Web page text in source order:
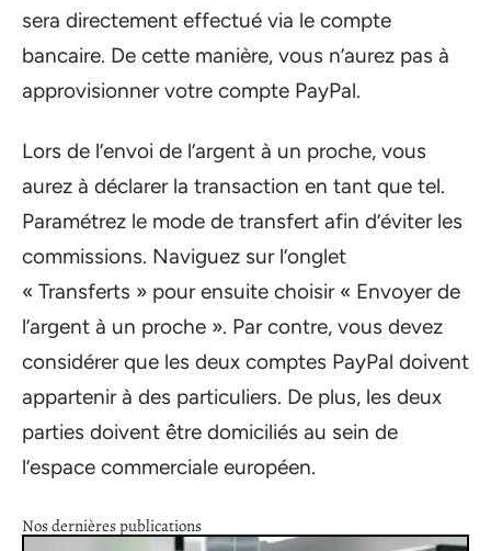
sera directement effectué via le compte
bancaire. De cette manière, vous n’aurez pas à
approvisionner votre compte PayPal.
Lors de l’envoi de l’argent à un proche, vous
aurez à déclarer la transaction en tant que tel.
Paramétrez le mode de transfert afin d’éviter les
commissions. Naviguez sur l’onglet
« Transferts » pour ensuite choisir « Envoyer de
l’argent à un proche ». Par contre, vous devez
considérer que les deux comptes PayPal doivent
appartenir à des particuliers. De plus, les deux
parties doivent être domiciliés au sein de
l’espace commerciale européen.
Nos dernières publications